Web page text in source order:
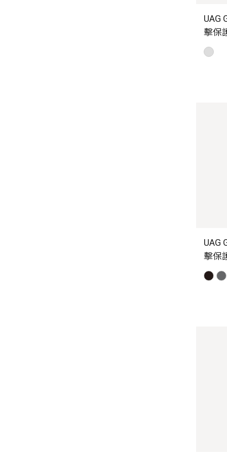
UAG
擊保
UAG
擊保